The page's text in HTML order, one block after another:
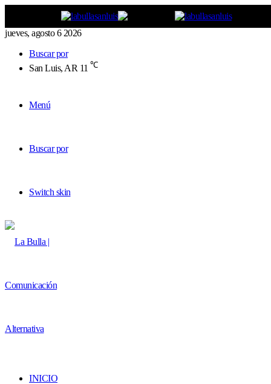
jueves, agosto 6 2026
Buscar por
San Luis, AR 11 ℃
Menú
Buscar por
Switch skin
INICIO